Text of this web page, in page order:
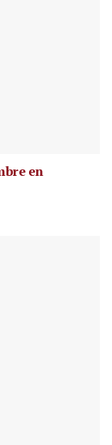
en